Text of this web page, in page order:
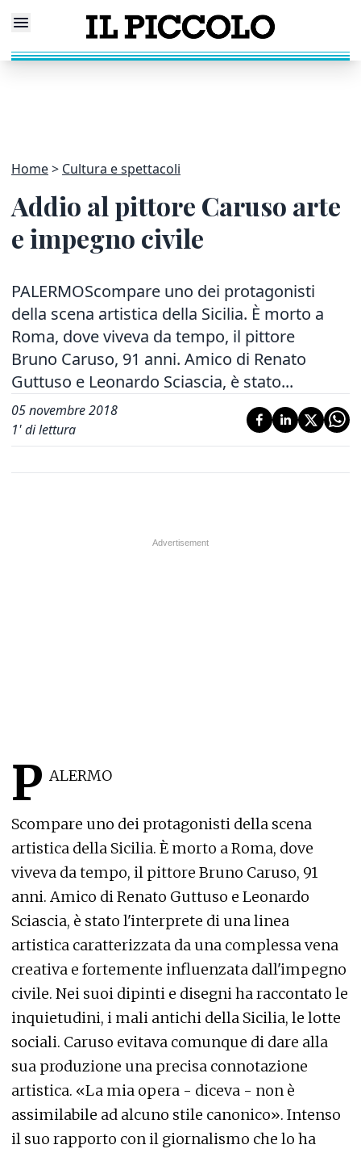
Home Cultura e spettacoli
Addio al pittore Caruso arte
e impegno civile
PALERMOScompare uno dei protagonisti
della scena artistica della Sicilia. È morto a
Roma, dove viveva da tempo, il pittore
Bruno Caruso, 91 anni. Amico di Renato
Guttuso e Leonardo Sciascia, è stato...
05 novembre 2018
1' di lettura
P ALERMO
Scompare uno dei protagonisti della scena
artistica della Sicilia. È morto a Roma, dove
viveva da tempo, il pittore Bruno Caruso, 91
anni. Amico di Renato Guttuso e Leonardo
Sciascia, è stato l'interprete di una linea
artistica caratterizzata da una complessa vena
creativa e fortemente influenzata dall'impegno
civile. Nei suoi dipinti e disegni ha raccontato le
inquietudini, i mali antichi della Sicilia, le lotte
sociali. Caruso evitava comunque di dare alla
sua produzione una precisa connotazione
artistica. «La mia opera - diceva - non è
assimilabile ad alcuno stile canonico». Intenso
il suo rapporto con il giornalismo che lo ha